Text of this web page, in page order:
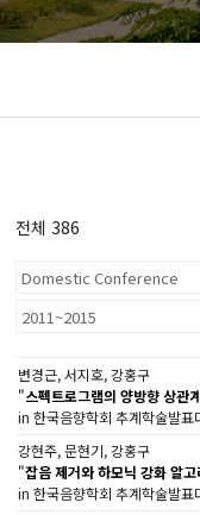
전체 386
변경근, 서지호, 강홍구
"스펙트로그램의 양방향 상관
in 한국음향학회 추계학술발
강현주, 문현기, 강홍구
"잡음 제거와 하모닉 강화 알
in 한국음향학회 추계학술발